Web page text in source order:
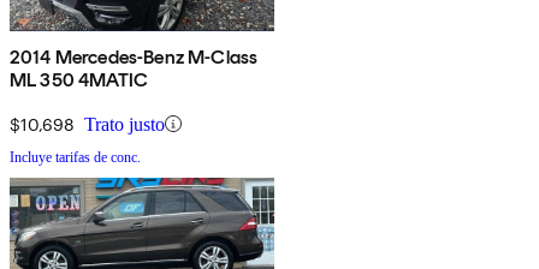
2014 Mercedes-Benz M-Class
ML 350 4MATIC
$10,698 Trato justo
Incluye tarifas de conc.